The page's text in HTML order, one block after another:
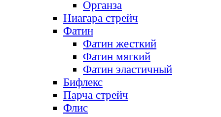
Органза
Ниагара стрейч
Фатин
Фатин жесткий
Фатин мягкий
Фатин элаcтичный
Бифлекс
Парча стрейч
Флис